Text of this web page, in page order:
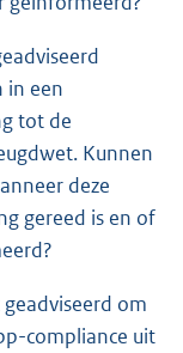
in een
tot de
Kunnen
deze
gereed is en of
om
compliance uit